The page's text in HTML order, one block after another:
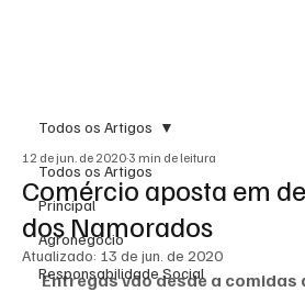
Todos os Artigos
Principal
Agronegócio
Responsabilidade Social
Todos os Artigos
Comércio aposta em
dos Namorados
12 de jun. de 2020 3 min de leitura
Atualizado: 13 de jun. de 2020
Entregas vão desde a comidas